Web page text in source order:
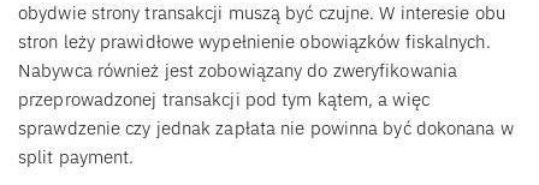
obydwie strony transakcji muszą być czujne. W interesie obu
stron leży prawidłowe wypełnienie obowiązków fiskalnych.
Nabywca również jest zobowiązany do zweryfikowania
przeprowadzonej transakcji pod tym kątem, a więc
sprawdzenie czy jednak zapłata nie powinna być dokonana w
split payment.